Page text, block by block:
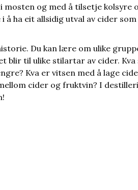
og med å tilsetje kolsyre
ha eit allsidig utval av cider som
Du kan lære om ulike
blir til ulike stilartar av cider.
Kva er vitsen med å lage
cider og fruktvin? I